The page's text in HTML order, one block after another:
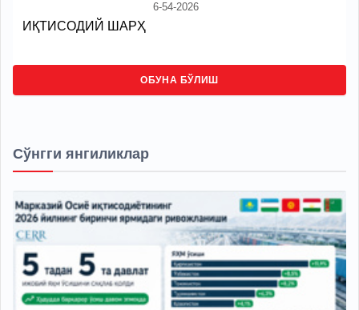
6-54-2026
ИҚТИСОДИЙ ШАРҲ
ОБУНА БЎЛИШ
Сўнгги янгиликлар